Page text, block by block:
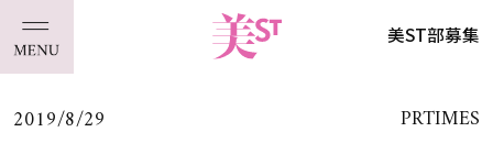
美ST部募集
2019/8/29 PRTIMES